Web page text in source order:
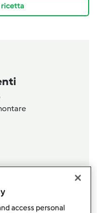
access personal